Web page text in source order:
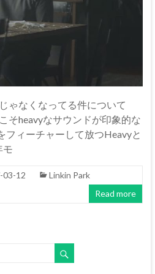
ゃなくなってる件について
そheavyなサウンドが印象的な
フィーチャーして放つHeavyと
モ
03-12
Linkin Park
Read more